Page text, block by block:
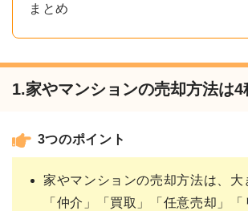
まとめ
1.家やマンションの売却方法は4
3つのポイント
家やマンションの売却方法は、大
「仲介」「買取」「任意売却」「